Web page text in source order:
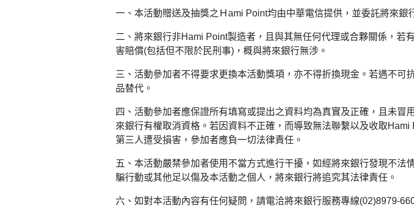
一、 本活動贈送及抽獎之Ｈ ami Point均由中華電信提供，並委託將來銀
二、 將來銀行非Hami Point製造者，且與其無任何代理或合夥關係，若
害賠償(包括但不限於民刑事) ，概與將來銀行無涉。
三、活動參加者不得要求更換本活動獎項，亦不得折換現金。若遇不
品替代。
四、 活動參加者應保證所有填寫或提出之資料均為真實及正確，且未
來銀行有權取消資格。若因資料不正確，而導致無法聯繫以及收取Hami
第三人遭受損害，參加者應負一切法律責任。
五、 本活動嚴禁參加者使用不當方式進行干擾，如經將來銀行發現不
騙行動或其他足以傷及本活動之個人，將來銀行將追究其法律責任。
六、 如對本活動內容有任何疑問，請電洽將來銀行服務專線(02)8979-